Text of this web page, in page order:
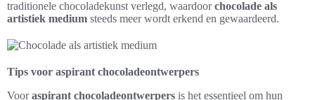
traditionele chocoladekunst verlegd, waardoorchocolade als
artistiek medium steeds meer wordt erkend en gewaardeerd.
Tips voor aspirant chocoladeontwerpers
Vooraspirant chocoladeontwerpers is het essentieel om hun